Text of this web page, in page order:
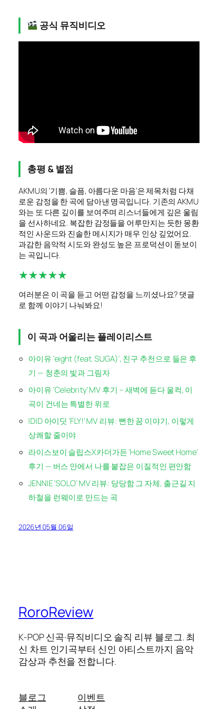
공식 뮤직비디오
총평 & 별점
AKMU의 ‘기쁨, 슬픔, 아름다운 마음’은 제목처럼 다채
로운 감정을 한 곡에 담아낸 명곡입니다. 기존의 AKMU
와는 또 다른 깊이를 보여주며 리스너들에게 깊은 울림
을 선사하네요. 복잡한 감정들을 어루만지는 듯한 몽환
적인 사운드와 진솔한 메시지가 매우 인상 깊었어요.
과감한 음악적 시도와 완성도 높은 프로덕션이 돋보이
는 곡입니다.
★★★★★
여러분은 이 곡을 듣고 어떤 감정을 느끼셨나요? 댓글
로 함께 이야기 나눠봐요!
이 곡과 어울리는 플레이리스트
아이유 ‘eight (feat. SUGA)’, 친구 추천으로 들은 후
기 — 청춘의 빛과 그림자
아이유 ‘Celebrity’ MV 후기 – 새벽에 듣다 울컥, 이
곡이 건네는 특별한 위로
IDID 아이딧 ‘FLY!’ MV 리뷰: 뻔한 꿈 이야기, 이렇게
상쾌할 줄이야
라이스보이 슬립스X카더가든 ‘Home Sweet Home’
후기 — 버스 안에서 나를 붙잡은 이질적인 편안함
JENNIE ‘SOLO’ MV 리뷰: 당당함 그 자체, 출근길 지
하철을 런웨이로 만드는 곡
2026년 05월 06일
RoroReview
K-POP 신곡·뮤직비디오 솔직 리뷰 블로그. 최
신 차트 인기곡부터 신인 아티스트까지 음악
감상과 추천을 전합니다.
블로그
이벤트